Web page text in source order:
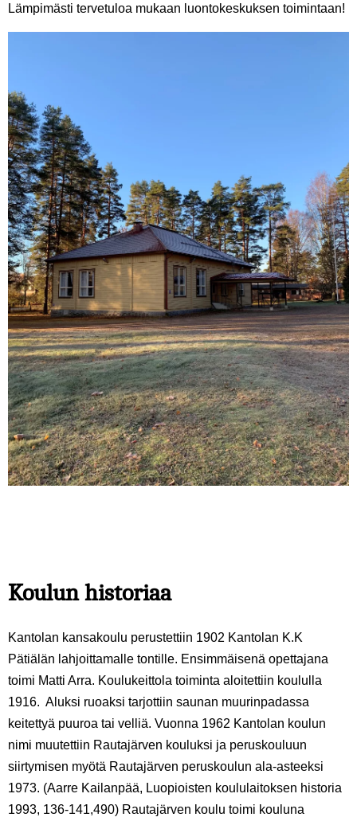
Lämpimästi tervetuloa mukaan luontokeskuksen toimintaan!
Koulun historiaa
Kantolan kansakoulu perustettiin 1902 Kantolan K.K
Pätiälän lahjoittamalle tontille. Ensimmäisenä opettajana
toimi Matti Arra. Koulukeittola toiminta aloitettiin koululla
1916. Aluksi ruoaksi tarjottiin saunan muurinpadassa
keitettyä puuroa tai velliä. Vuonna 1962 Kantolan koulun
nimi muutettiin Rautajärven kouluksi ja peruskouluun
siirtymisen myötä Rautajärven peruskoulun ala-asteeksi
1973. (Aarre Kailanpää, Luopioisten koululaitoksen historia
1993, 136-141,490) Rautajärven koulu toimi kouluna